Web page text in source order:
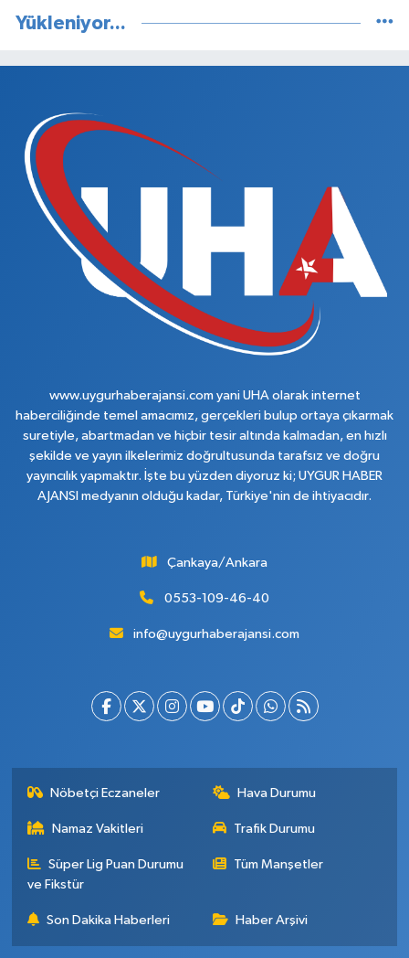
Yükleniyor...
www.uygurhaberajansi.com yani UHA olarak internet
haberciliğinde temel amacımız, gerçekleri bulup ortaya çıkarmak
suretiyle, abartmadan ve hiçbir tesir altında kalmadan, en hızlı
şekilde ve yayın ilkelerimiz doğrultusunda tarafsız ve doğru
yayıncılık yapmaktır. İşte bu yüzden diyoruz ki; UYGUR HABER
AJANSI medyanın olduğu kadar, Türkiye'nin de ihtiyacıdır.
Çankaya/Ankara
0553-109-46-40
info@uygurhaberajansi.com
Nöbetçi Eczaneler Hava Durumu
Namaz Vakitleri Trafik Durumu
Süper Lig Puan Durumu
ve Fikstür
Tüm Manşetler
Son Dakika Haberleri Haber Arşivi